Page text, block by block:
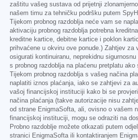
zaštitu vašeg sustava od prijetnji
našem timu za tehničku podršku putem
Tijekom probnog razdoblja neće vam se
aktivaciju probnog razdoblja potrebna
kreditne kartice, debitne kartice i poklon
prihvaćene u okviru ove ponude.) Zahtjev za
osigurati kontinuiranu, neprekidnu
s probnog razdoblja na plaćenu pretplatu
Tijekom probnog razdoblja s vašeg načina
naplatiti iznos plaćanja, iako se zahtjevi za
vašoj financijskoj instituciji kako bi se
načina plaćanja (takve autorizacije nisu
od strane EnigmaSofta, ali, ovisno o vašem
financijskoj instituciji, mogu se odraziti na
Probno razdoblje možete otkazati putem
stranici EnigmaSofta ili kontaktiranjem